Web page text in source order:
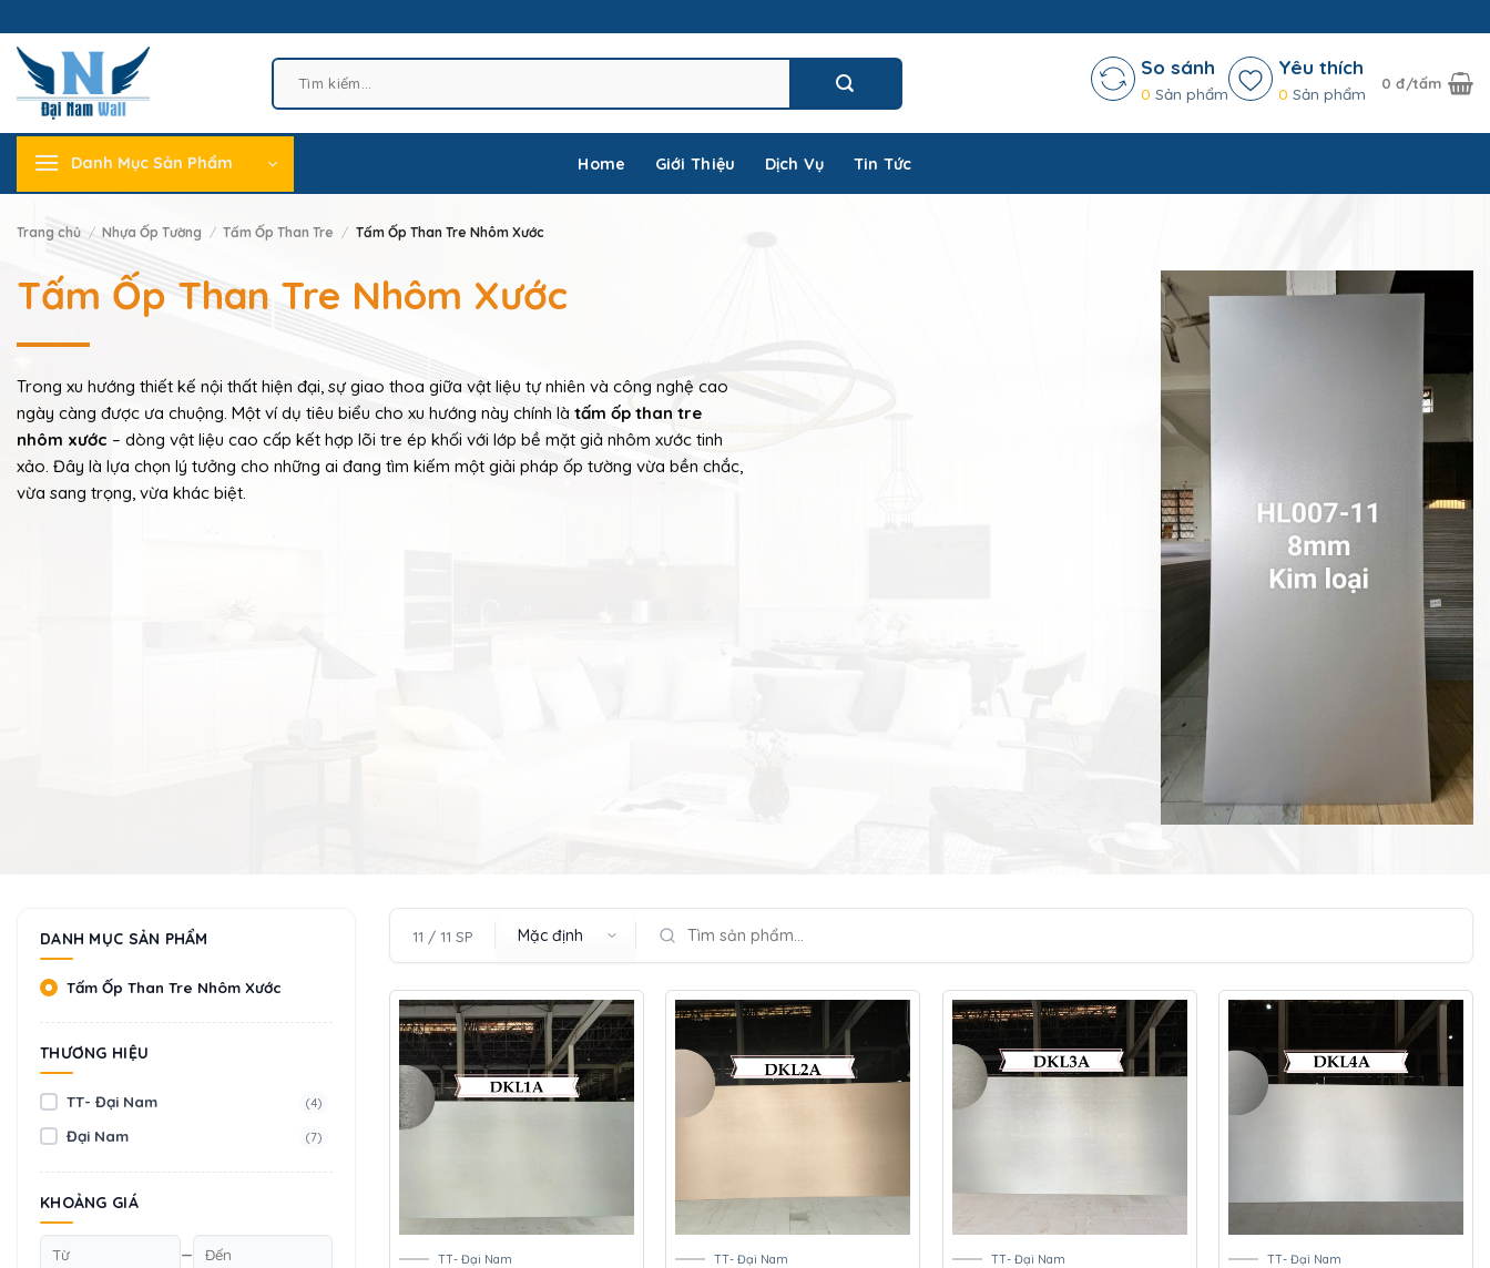
to
content
So sánh
0 Sản phẩm
Yêu thích
0 Sản phẩm
0đ/tấm
Danh Mục Sản Phẩm Home Giới Thiệu Dịch Vụ Tin Tức
Trang chủ / Nhựa Ốp Tường / Tấm Ốp Than Tre / Tấm Ốp Than Tre Nhôm Xước
Tấm Ốp Than Tre Nhôm Xước
Trong xu hướng thiết kế nội thất hiện đại, sự giao thoa giữa vật liệu tự nhiên và công nghệ cao
ngày càng được ưa chuộng. Một ví dụ tiêu biểu cho xu hướng này chính là tấm ốp than tre
nhôm xước – dòng vật liệu cao cấp kết hợp lõi tre ép khối với lớp bề mặt giả nhôm xước tinh
xảo. Đây là lựa chọn lý tưởng cho những ai đang tìm kiếm một giải pháp ốp tường vừa bền chắc,
vừa sang trọng, vừa khác biệt.
DANH MỤC SẢN PHẨM
Tấm Ốp Than Tre Nhôm Xước
THƯƠNG HIỆU
TT- Đại Nam (4)
Đại Nam (7)
KHOẢNG GIÁ
—
11 / 11 SP
TT- Đại Nam TT- Đại Nam TT- Đại Nam TT- Đại Nam